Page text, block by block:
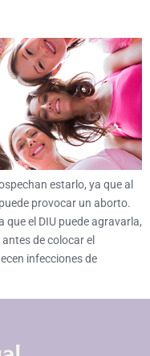
estarlo, ya que al
provocar un aborto.
el DIU puede agravarla,
de colocar el
infecciones de